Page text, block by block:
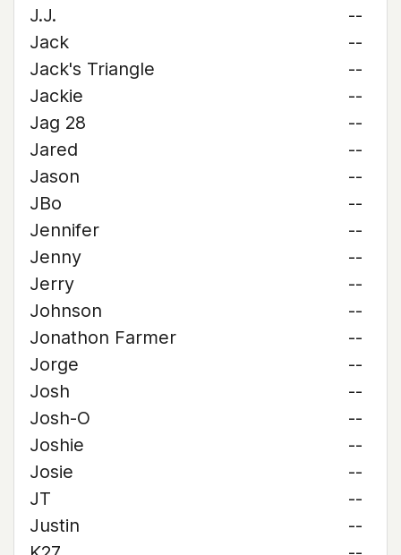
J.J.
--
Jack
--
Jack's Triangle
--
Jackie
--
Jag 28
--
Jared
--
Jason
--
JBo
--
Jennifer
--
Jenny
--
Jerry
--
Johnson
--
Jonathon Farmer
--
Jorge
--
Josh
--
Josh-O
--
Joshie
--
Josie
--
JT
--
Justin
--